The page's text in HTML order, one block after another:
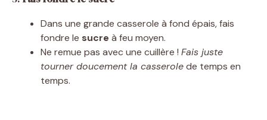
V
i
Dans une grande casserole à fond épais, fais
fondre le sucre à feu moyen.
Ne remue pas avec une cuillère ! Fais juste
tourner doucement la casserolede temps en
temps.